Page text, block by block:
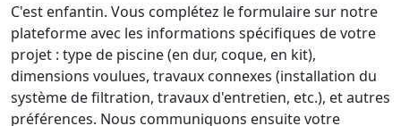
C'est enfantin. Vous complétez le formulaire sur notre
plateforme avec les informations spécifiques de votre
projet : type de piscine (en dur, coque, en kit),
dimensions voulues, travaux connexes (installation du
système de filtration, travaux d'entretien, etc.), et autres
préférences. Nous communiquons ensuite votre